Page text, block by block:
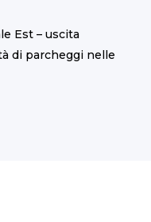
Est – uscita
di parcheggi nelle